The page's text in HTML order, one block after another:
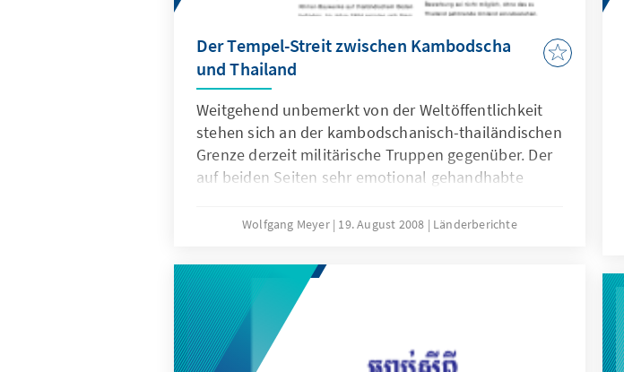
Der Tempel-Streit zwischen Kambodscha
und Thailand
Weitgehend unbemerkt von der Weltöffentlichkeit
stehen sich an der kambodschanisch-thailändischen
Grenze derzeit militärische Truppen gegenüber. Der
auf beiden Seiten sehr emotional gehandhabte
droht nun – im Angesicht gespannter
Parlamentswahlen in Kambodscha – ein bisher
unbekanntes kritisches Ausmaß zu erreichen.
Wolfgang Meyer 19. August 2008 Länderberichte